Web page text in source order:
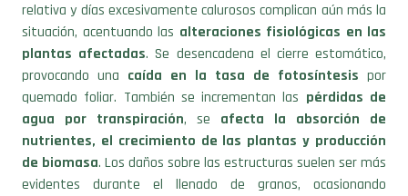
relativa y días excesivamente calurosos complican aún más la
situación, acentuando las alteraciones fisiológicas en las
plantas afectadas. Se desencadena el cierre estomático,
provocando una caída en la tasa de fotosíntesis por
quemado foliar. También se incrementan las pérdidas de
agua por transpiración, se afecta la absorción de
nutrientes, el crecimiento de las plantas y producción
de biomasa. Los daños sobre las estructuras suelen ser más
evidentes durante el llenado de granos, ocasionando